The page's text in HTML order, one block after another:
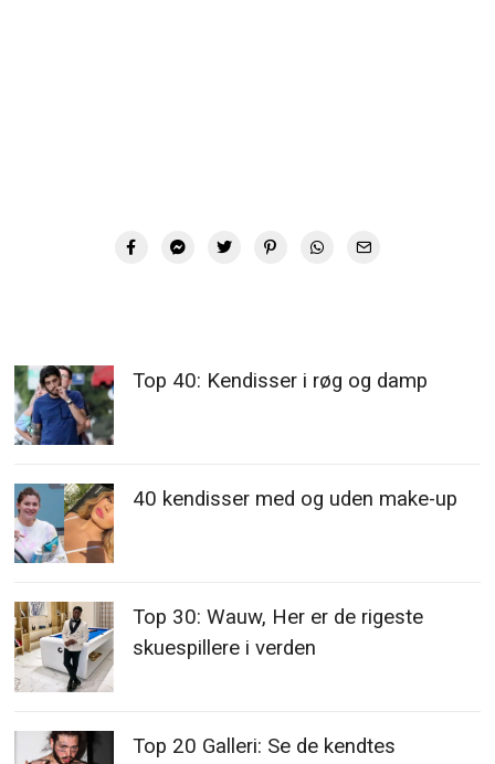
Top 40: Kendisser i røg og damp
40 kendisser med og uden make-up
Top 30: Wauw, Her er de rigeste
skuespillere i verden
Top 20 Galleri: Se de kendtes